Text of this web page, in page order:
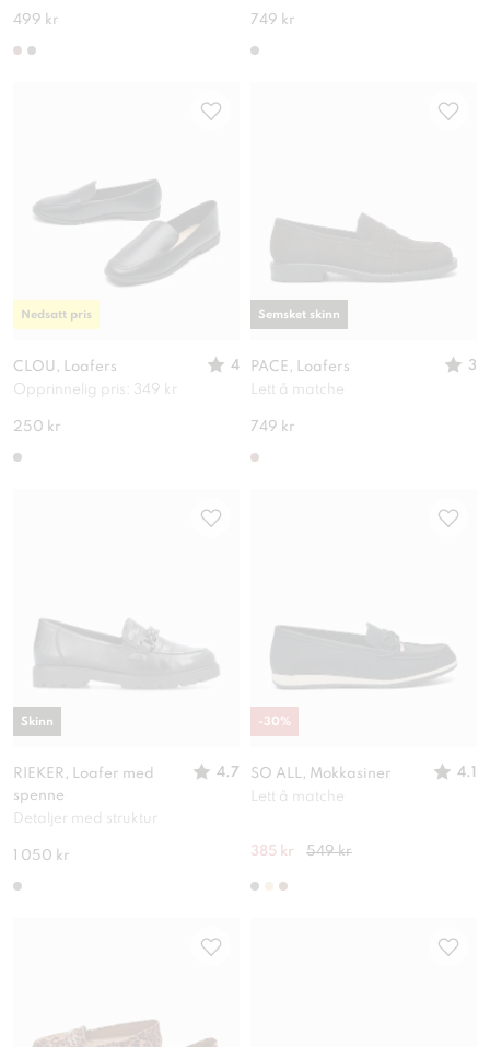
499 kr 749 kr
CLOU, Loafers
4
Opprinnelig pris: 349 kr
250 kr
Nedsatt pris
PACE, Loafers
3
Lett å matche
749 kr
Semsket skinn
RIEKER, Loafer med
spenne
4.7
Detaljer med struktur
1 050 kr
Skinn
SO ALL, Mokkasiner
4.1
Lett å matche
385 kr 549 kr
-30%